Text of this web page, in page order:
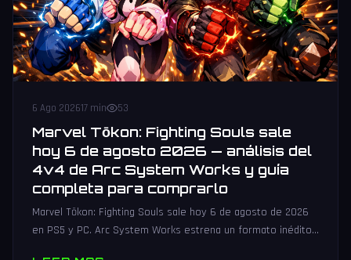
6 Ago 202617 min 53
Marvel Tōkon: Fighting Souls sale
hoy 6 de agosto 2026 — análisis del
4v4 de Arc System Works y guía
completa para comprarlo
Marvel Tōkon: Fighting Souls sale hoy 6 de agosto de 2026
en PS5 y PC. Arc System Works estrena un formato inédito